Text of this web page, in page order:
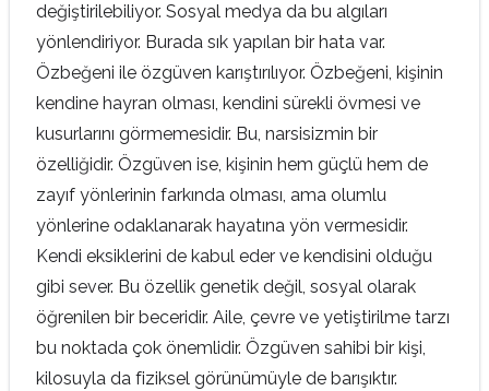
değiştirilebiliyor. Sosyal medya da bu algıları
yönlendiriyor. Burada sık yapılan bir hata var.
Özbeğeni ile özgüven karıştırılıyor. Özbeğeni, kişinin
kendine hayran olması, kendini sürekli övmesi ve
kusurlarını görmemesidir. Bu, narsisizmin bir
özelliğidir. Özgüven ise, kişinin hem güçlü hem de
zayıf yönlerinin farkında olması, ama olumlu
yönlerine odaklanarak hayatına yön vermesidir.
Kendi eksiklerini de kabul eder ve kendisini olduğu
gibi sever. Bu özellik genetik değil, sosyal olarak
öğrenilen bir beceridir. Aile, çevre ve yetiştirilme tarzı
bu noktada çok önemlidir. Özgüven sahibi bir kişi,
kilosuyla da fiziksel görünümüyle de barışıktır.